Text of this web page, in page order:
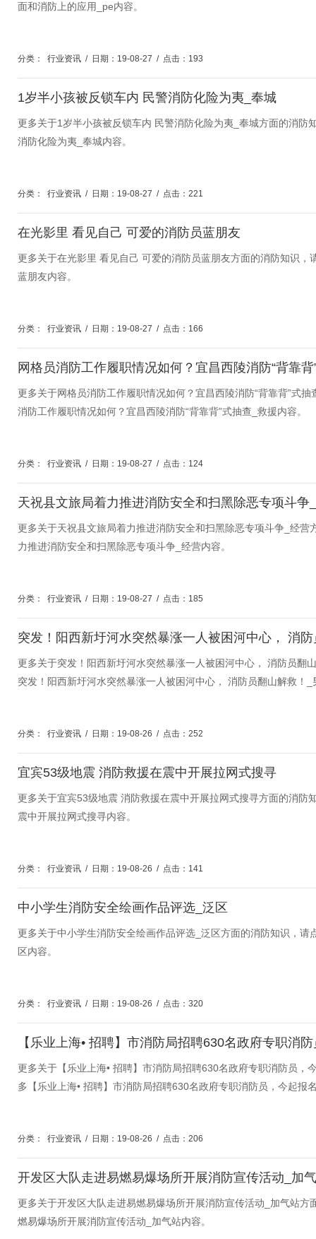
面和消防上的应用_pe内容。
分类： 行业资讯 / 日期：19-08-27 / 点击：193
1岁半小孩被反锁车内 民警消防化险为夷_奉城
更多关于1岁半小孩被反锁车内 民警消防化险为夷_奉城方面的消
消防化险为夷_奉城内容。
分类： 行业资讯 / 日期：19-08-27 / 点击：221
​在光影里 看见自己 可爱的消防员蓝朋友
更多关于​在光影里 看见自己 可爱的消防员蓝朋友方面的消防知识
蓝朋友内容。
分类： 行业资讯 / 日期：19-08-27 / 点击：166
网格员消防工作履职情况如何？宜昌西陵消防“背靠
更多关于网格员消防工作履职情况如何？宜昌西陵消防“背靠背”式
消防工作履职情况如何？宜昌西陵消防“背靠背”式抽查_救援内容。
分类： 行业资讯 / 日期：19-08-27 / 点击：124
天祝县文旅局着力推进消防安全和扫黑除恶专项斗争
更多关于天祝县文旅局着力推进消防安全和扫黑除恶专项斗争_经
力推进消防安全和扫黑除恶专项斗争_经营内容。
分类： 行业资讯 / 日期：19-08-27 / 点击：185
更多关于突发！阳西新圩河水突然暴涨一人被困河中心， 消防员翻
突发！阳西新圩河水突然暴涨一人被困河中心， 消防员翻山解救！_
分类： 行业资讯 / 日期：19-08-26 / 点击：252
宜宾53级地震 消防救援在震中开展拉网式搜寻
更多关于宜宾53级地震 消防救援在震中开展拉网式搜寻方面的消
震中开展拉网式搜寻内容。
分类： 行业资讯 / 日期：19-08-26 / 点击：141
中小学生消防安全绘画作品评选_泛区
更多关于中小学生消防安全绘画作品评选_泛区方面的消防知识，
区内容。
分类： 行业资讯 / 日期：19-08-26 / 点击：320
更多关于【乐业上海• 招聘】市消防局招聘630名政府专职消防员
多【乐业上海• 招聘】市消防局招聘630名政府专职消防员，今起报
分类： 行业资讯 / 日期：19-08-26 / 点击：206
开发区大队走进易燃易爆场所开展消防宣传活动_加
更多关于开发区大队走进易燃易爆场所开展消防宣传活动_加气站
燃易爆场所开展消防宣传活动_加气站内容。